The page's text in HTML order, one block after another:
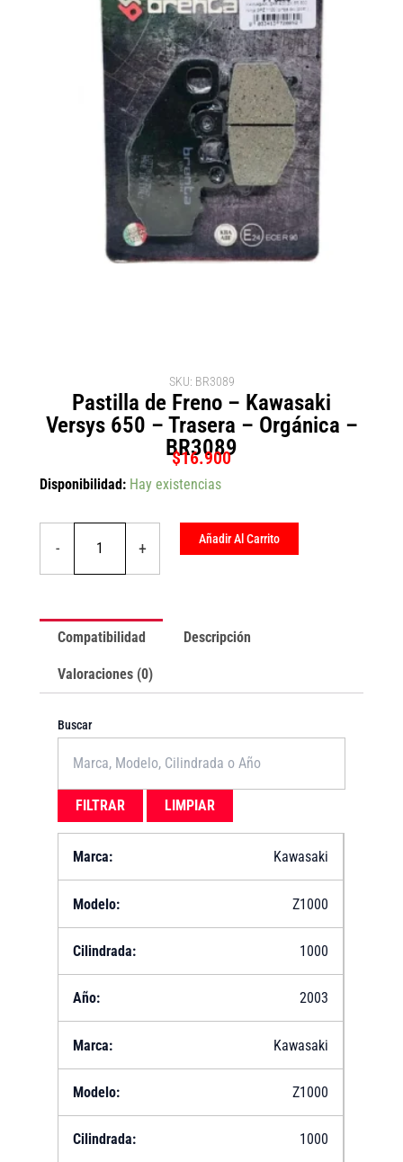
SKU: BR3089
Pastilla de Freno – Kawasaki
Versys 650 – Trasera – Orgánica –
BR3089
$16.900
Disponibilidad: Hay existencias
-
Pastilla
Kawasaki
Trasera
BR3089
+
Añadir Al Carrito
Compatibilidad Descripción
Valoraciones (0)
Buscar
FILTRAR LIMPIAR
Kawasaki
Z1000
1000
2003
Kawasaki
Z1000
1000